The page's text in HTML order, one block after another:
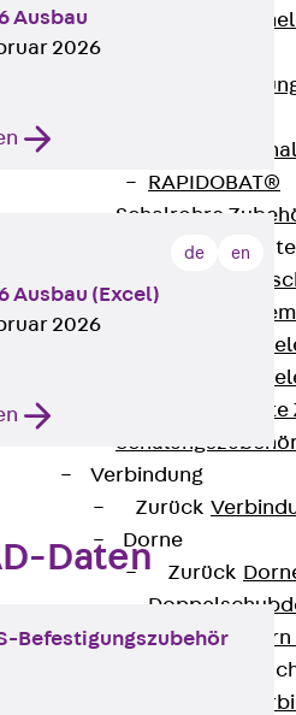
Schalung
RAPIDOBAT®
Schalrohre
Verbindung
Zurück
Dorne
Zurück
Querkraftdorn
Ausbau
2026
de en
Ausbau (Excel)
2026
Daten
Befestigungszubehör